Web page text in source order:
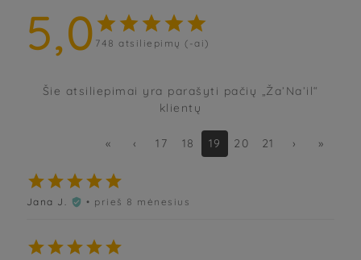
5,0     
748 atsiliepimų (-ai)
Šie atsiliepimai yra parašyti pačių „Ža’Na’il“
klientų
« ‹ 17 18 19 20 21 › »

Jana J.  • prieš 8 mėnesius
